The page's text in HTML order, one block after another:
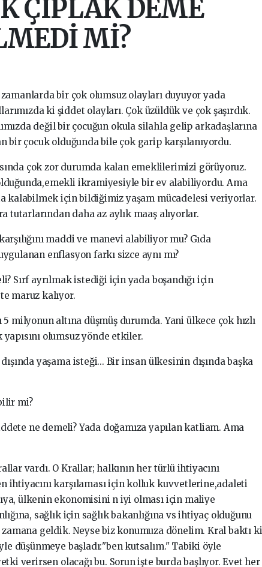
ÇIPLAK DEME
Mİ?
bir çok olumsuz olayları duyuyor yada
ki şiddet olayları. Çok üzüldük ve çok şaşırdık.
değil bir çocuğun okula silahla gelip arkadaşlarına
bir çocuk olduğunda bile çok garip karşılanıyordu.
çok zor durumda kalan emeklilerimizi görüyoruz.
ikramiyesiyle bir ev alabiliyordu. Ama
kalabilmek için bildiğimiz yaşam mücadelesi veriyorlar.
daha az aylık maaş alıyorlar.
maddi ve manevi alabiliyor mu? Gıda
enflasyon farkı sizce aynı mı?
Sırf ayrılmak istediği için yada boşandığı için
maruz kalıyor.
5 milyonun altına düşmüş durumda. Yani ülkece çok hızlı
olumsuz yönde etkiler.
yaşama isteği... Bir insan ülkesinin dışında başka
mi?
ne demeli? Yada doğamıza yapılan katliam. Ama
vardı. O Krallar; halkının her türlü ihtiyacını
ihtiyacını karşılaması için kolluk kuvvetlerine,adaleti
ülkenin ekonomisini n iyi olması için maliye
sağlık için sağlık bakanlığına vs ihtiyaç olduğunu
geldik. Neyse biz konumuza dönelim. Kral baktı ki
düşünmeye başladı:"ben kutsalım." Tabiki öyle
verirsen olacağı bu. Sorun işte burda başlıyor. Evet her